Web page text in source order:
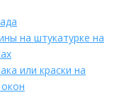
на штукатурке на
или краски на